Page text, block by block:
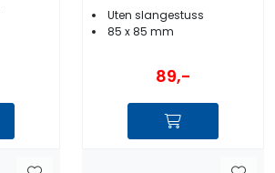
Uten slangestuss
85 x 85 mm
89,-